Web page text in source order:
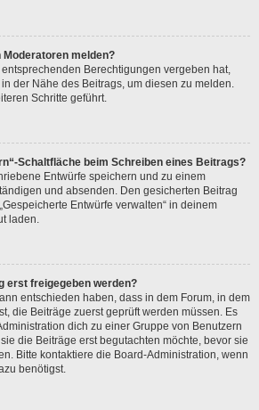
melden?
Berechtigungen vergeben hat,
der Nähe des Beitrags, um diesen zu melden.
Schritte geführt.
Schaltfläche beim Schreiben eines Beitrags?
Entwürfe speichern und zu einem
und absenden. Den gesicherten Beitrag
Entwürfe verwalten“ in deinem
laden.
erst freigegeben werden?
entschieden haben, dass in dem Forum, in dem
die Beiträge zuerst geprüft werden müssen. Es
dich zu einer Gruppe von Benutzern
die Beiträge erst begutachten möchte, bevor sie
Bitte kontaktiere die Board-Administration, wenn
benötigst.